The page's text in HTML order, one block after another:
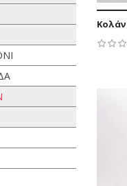
36,79 €